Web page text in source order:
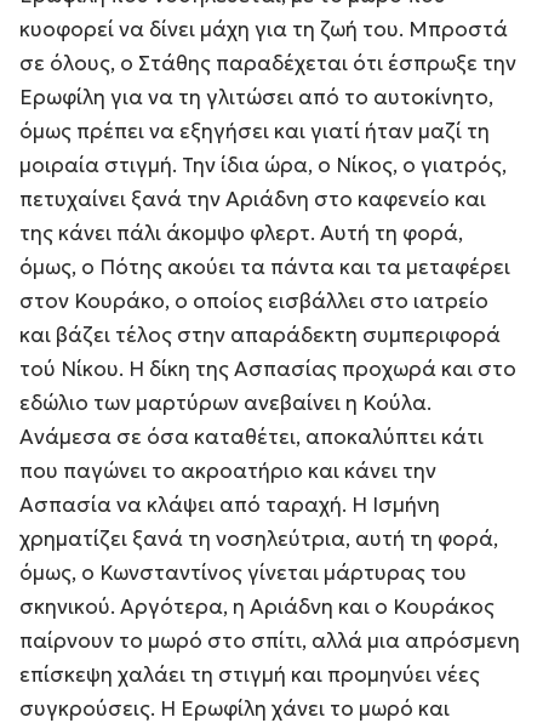
κυοφορεί να δίνει μάχη για τη ζωή του. Μπροστά
σε όλους, ο Στάθης παραδέχεται ότι έσπρωξε την
Ερωφίλη για να τη γλιτώσει από το αυτοκίνητο,
όμως πρέπει να εξηγήσει και γιατί ήταν μαζί τη
μοιραία στιγμή. Την ίδια ώρα, ο Νίκος, ο γιατρός,
πετυχαίνει ξανά την Αριάδνη στο καφενείο και
της κάνει πάλι άκομψο φλερτ. Αυτή τη φορά,
όμως, ο Πότης ακούει τα πάντα και τα μεταφέρει
στον Κουράκο, ο οποίος εισβάλλει στο ιατρείο
και βάζει τέλος στην απαράδεκτη συμπεριφορά
τού Νίκου. Η δίκη της Ασπασίας προχωρά και στο
εδώλιο των μαρτύρων ανεβαίνει η Κούλα.
Ανάμεσα σε όσα καταθέτει, αποκαλύπτει κάτι
που παγώνει το ακροατήριο και κάνει την
Ασπασία να κλάψει από ταραχή. Η Ισμήνη
χρηματίζει ξανά τη νοσηλεύτρια, αυτή τη φορά,
όμως, ο Κωνσταντίνος γίνεται μάρτυρας του
σκηνικού. Αργότερα, η Αριάδνη και ο Κουράκος
παίρνουν το μωρό στο σπίτι, αλλά μια απρόσμενη
επίσκεψη χαλάει τη στιγμή και προμηνύει νέες
συγκρούσεις. Η Ερωφίλη χάνει το μωρό και